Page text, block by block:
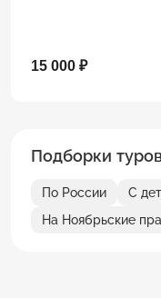
15 000 ₽
Подборки
По России
С
На Ноябрьские